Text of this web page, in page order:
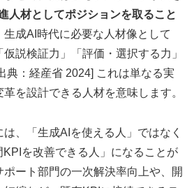
人材としてポジションを取ること
成AI時代に必要な人材像として
仮説検証力」「評価・選択する力」
典：経産省 2024] これは単なる実
を設計できる人材を意味します。
、「生成AIを使える人」ではなく
KPIを改善できる人」になることが
ート部門の一次解決率向上や、開